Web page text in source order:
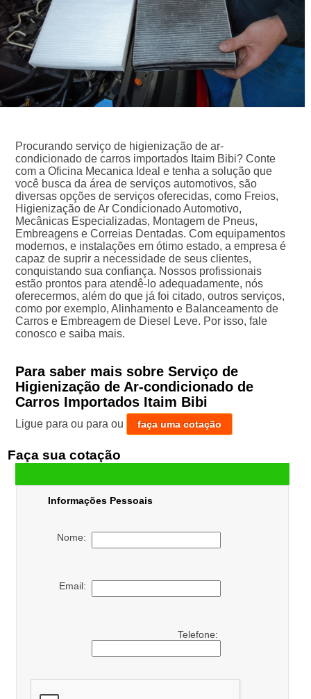
Procurando serviço de higienização de ar-
condicionado de carros importados Itaim Bibi? Conte
com a Oficina Mecanica Ideal e tenha a solução que
você busca da área de serviços automotivos, são
diversas opções de serviços oferecidas, como Freios,
Higienização de Ar Condicionado Automotivo,
Mecânicas Especializadas, Montagem de Pneus,
Embreagens e Correias Dentadas. Com equipamentos
modernos, e instalações em ótimo estado, a empresa é
capaz de suprir a necessidade de seus clientes,
conquistando sua confiança. Nossos profissionais
estão prontos para atendê-lo adequadamente, nós
oferecermos, além do que já foi citado, outros serviços,
como por exemplo, Alinhamento e Balanceamento de
Carros e Embreagem de Diesel Leve. Por isso, fale
conosco e saiba mais.
Para saber mais sobre Serviço de
Higienização de Ar-condicionado de
Carros Importados Itaim Bibi
Ligue para ou para ou faça uma cotação
Faça sua cotação
Informações Pessoais
Nome:
Email:
Telefone: